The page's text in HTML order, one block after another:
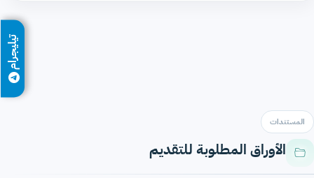
المستندات
الأوراق المطلوبة للتقديم
تيليجرام